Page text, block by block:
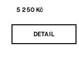
5 250 Kč
DETAIL